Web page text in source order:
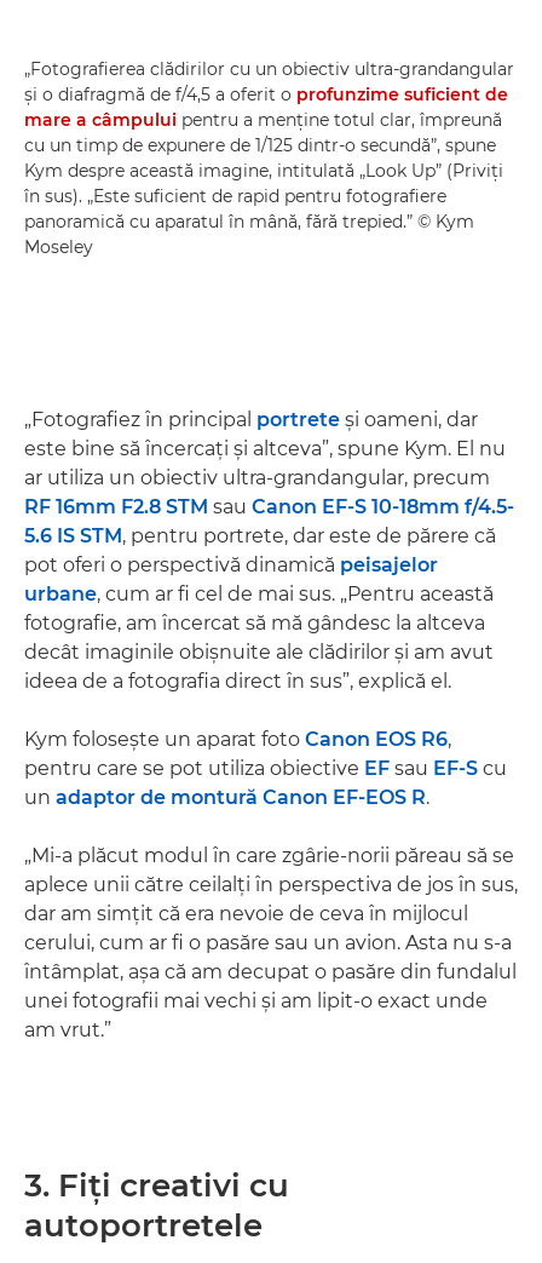
„Fotografierea clădirilor cu un obiectiv ultra-grandangular
şi o diafragmă de f/4,5 a oferit o profunzime suficient de
mare a câmpului pentru a menţine totul clar, împreună
cu un timp de expunere de 1/125 dintr-o secundă”, spune
Kym despre această imagine, intitulată „Look Up” (Priviţi
în sus). „Este suficient de rapid pentru fotografiere
panoramică cu aparatul în mână, fără trepied.” © Kym
Moseley
„Fotografiez în principal portrete şi oameni, dar
este bine să încercaţi şi altceva”, spune Kym. El nu
ar utiliza un obiectiv ultra-grandangular, precum
RF 16mm F2.8 STM sau Canon EF-S 10-18mm f/4.5-
5.6 IS STM, pentru portrete, dar este de părere că
pot oferi o perspectivă dinamică peisajelor
urbane, cum ar fi cel de mai sus. „Pentru această
fotografie, am încercat să mă gândesc la altceva
decât imaginile obişnuite ale clădirilor şi am avut
ideea de a fotografia direct în sus”, explică el.
Kym foloseşte un aparat foto Canon EOS R6,
pentru care se pot utiliza obiective EF sau EF-S cu
un adaptor de montură Canon EF-EOS R.
„Mi-a plăcut modul în care zgârie-norii păreau să se
aplece unii către ceilalţi în perspectiva de jos în sus,
dar am simţit că era nevoie de ceva în mijlocul
cerului, cum ar fi o pasăre sau un avion. Asta nu s-a
întâmplat, aşa că am decupat o pasăre din fundalul
unei fotografii mai vechi şi am lipit-o exact unde
am vrut.”
3. Fiţi creativi cu
autoportretele